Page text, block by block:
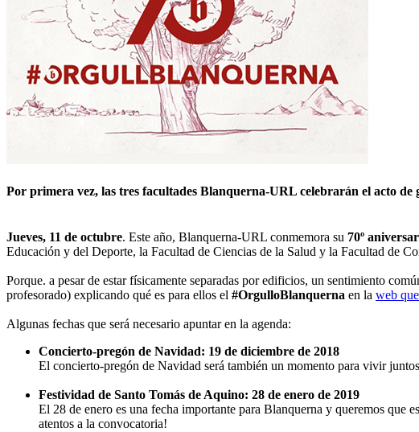
Por primera vez, las tres facultades Blanquerna-URL celebrarán el acto
Jueves, 11 de octubre. Este año, Blanquerna-URL conmemora su 70º
Educación y del Deporte, la Facultad de Ciencias de la Salud y la Facultad de
Porque. a pesar de estar físicamente separadas por edificios, un sentimiento
profesorado) explicando qué es para ellos el #OrgulloBlanquerna en la web
Algunas fechas que será necesario apuntar en la agenda:
Concierto-pregón de Navidad: 19 de diciembre de 2018
El concierto-pregón de Navidad será también un momento para vivir
Festividad de Santo Tomás de Aquino: 28 de enero de 2019
El 28 de enero es una fecha importante para Blanquerna y queremos que
atentos a la convocatoria!